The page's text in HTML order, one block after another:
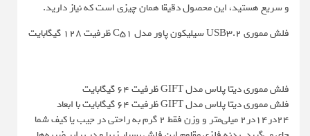
و سریع هستید، این محصول دقیقا همان چیزی است که نیاز دارید.
فلش مموری USB3.2 سیلیکون پاور مدل C51 ظرفیت 128 گیگابایت
فلش مموری دیتا پلاس مدل GIFT ظرفیت 64 گیگابایت
فلش مموری دیتا پلاس مدل GIFT ظرفیت 64 گیگابایت با ابعاد
۲۴در۱۴در۲ میلی‌متر و وزن فقط ۲ گرم به راحتی در جیب یا کیف شما